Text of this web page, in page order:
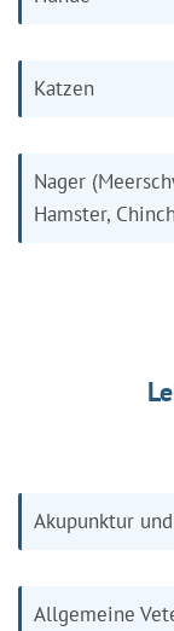
Katzen
Nager
Hamster,
Akupunktur
Allgemeine